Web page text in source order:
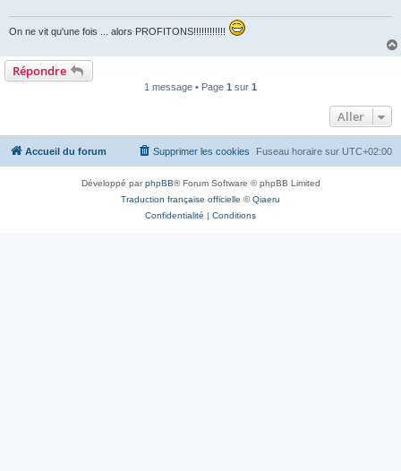
On ne vit qu'une fois ... alors PROFITONS!!!!!!!!!!!!
Répondre
1 message • Page 1 sur 1
Aller
Accueil du forum Fuseau horaire sur UTC+02:00
Supprimer les cookies
Développé parphpBB® Forum Software © phpBB Limited
Traduction française officielle ©Qiaeru
Confidentialité | Conditions